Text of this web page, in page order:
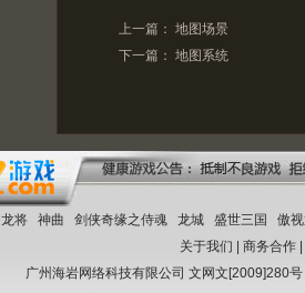
上一篇： 地图场景
下一篇： 地图系统
龙将 神曲 剑侠奇缘之侍魂 龙城 盛世三国
傲
关于我们
商务合作|
广州海岩网络科技有限公司 文网文[2009]280号